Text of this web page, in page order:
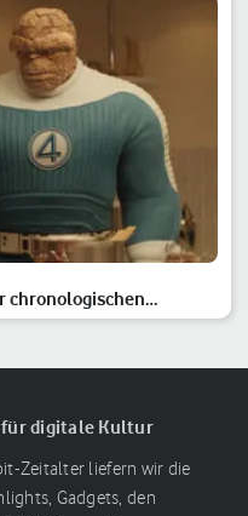
chronologischen
für digitale Kultur
Zeitalter liefern wir die
Gadgets, den